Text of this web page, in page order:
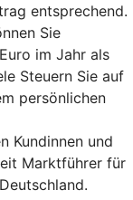
entsprechend.
Sie
im Jahr als
Steuern Sie auf
persönlichen
Kundinnen und
Marktführer für